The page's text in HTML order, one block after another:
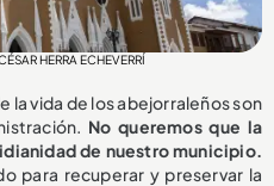
HERRA ECHEVERRÍ
la vida de los abejorraleños son
No queremos que la
de nuestro municipio.
para recuperar y preservar la